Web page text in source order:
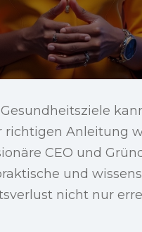
Anleitung
CEO und
und
nicht nur